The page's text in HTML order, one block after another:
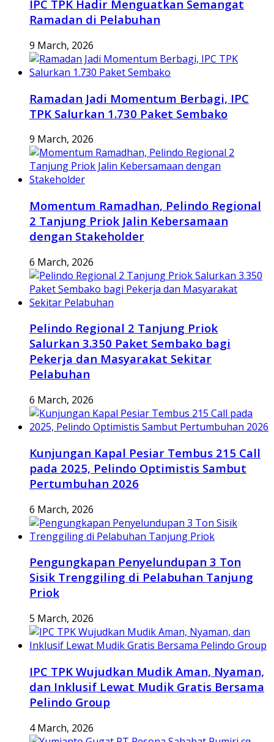
IPC TPK Hadir Menguatkan Semangat
Ramadan di Pelabuhan
9 March, 2026
Ramadan Jadi Momentum Berbagi, IPC
TPK Salurkan 1.730 Paket Sembako
9 March, 2026
Momentum Ramadhan, Pelindo Regional
2 Tanjung Priok Jalin Kebersamaan
dengan Stakeholder
6 March, 2026
Pelindo Regional 2 Tanjung Priok
Salurkan 3.350 Paket Sembako bagi
Pekerja dan Masyarakat Sekitar
Pelabuhan
6 March, 2026
Kunjungan Kapal Pesiar Tembus 215 Call
pada 2025, Pelindo Optimistis Sambut
Pertumbuhan 2026
6 March, 2026
Pengungkapan Penyelundupan 3 Ton
Sisik Trenggiling di Pelabuhan Tanjung
Priok
5 March, 2026
IPC TPK Wujudkan Mudik Aman, Nyaman,
dan Inklusif Lewat Mudik Gratis Bersama
Pelindo Group
4 March, 2026